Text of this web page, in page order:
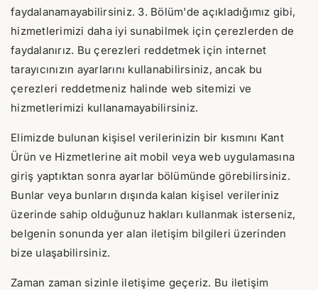
faydalanamayabilirsiniz. 3. Bölüm'de açıkladığımız gibi,
hizmetlerimizi daha iyi sunabilmek için çerezlerden de
faydalanırız. Bu çerezleri reddetmek için internet
tarayıcınızın ayarlarını kullanabilirsiniz, ancak bu
çerezleri reddetmeniz halinde web sitemizi ve
hizmetlerimizi kullanamayabilirsiniz.
Elimizde bulunan kişisel verilerinizin bir kısmını Kant
Ürün ve Hizmetlerine ait mobil veya web uygulamasına
giriş yaptıktan sonra ayarlar bölümünde görebilirsiniz.
Bunlar veya bunların dışında kalan kişisel verileriniz
üzerinde sahip olduğunuz hakları kullanmak isterseniz,
belgenin sonunda yer alan iletişim bilgileri üzerinden
bize ulaşabilirsiniz.
Zaman zaman sizinle iletişime geçeriz. Bu iletişim